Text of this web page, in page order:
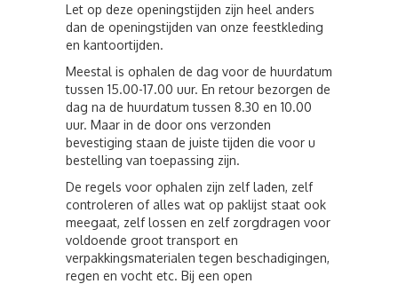
Let op deze openingstijden zijn heel anders
dan de openingstijden van onze feestkleding
en kantoortijden.
Meestal is ophalen de dag voor de huurdatum
tussen 15.00-17.00 uur. En retour bezorgen de
dag na de huurdatum tussen 8.30 en 10.00
uur. Maar in de door ons verzonden
bevestiging staan de juiste tijden die voor u
bestelling van toepassing zijn.
De regels voor ophalen zijn zelf laden, zelf
controleren of alles wat op paklijst staat ook
meegaat, zelf lossen en zelf zorgdragen voor
voldoende groot transport en
verpakkingsmaterialen tegen beschadigingen,
regen en vocht etc. Bij een open